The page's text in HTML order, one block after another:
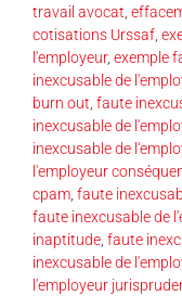
travail avocat,
cotisations Urssaf,
l'employeur, exemple
inexcusable de
burn out, faute
inexcusable de
inexcusable de
l'employeur
cpam, faute
faute inexcusable de
inaptitude, faute
inexcusable de
l'employeur